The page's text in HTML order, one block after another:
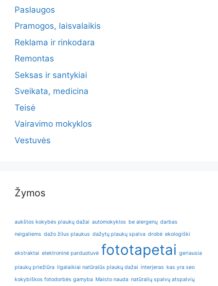
Paslaugos
Pramogos, laisvalaikis
Reklama ir rinkodara
Remontas
Seksas ir santykiai
Sveikata, medicina
Teisė
Vairavimo mokyklos
Vestuvės
Žymos
aukštos kokybės plaukų dažai automokyklos be alergenų darbas
neigaliems dažo žilus plaukus dažytų plaukų spalva drobė ekologiški
ekstraktai elektroninė parduotuvė fototapetai geriausia
plaukų priežiūra ilgalaikiai natūralūs plaukų dažai interjeras kas yra seo
kokybiškos fotodorbės gamyba Maisto nauda natūralių spalvų atspalvių